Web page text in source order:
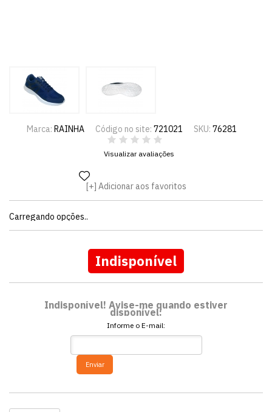
Marca: RAINHA Código no site: 721021 SKU: 76281
Visualizar avaliações
Adicionar aos favoritos
Carregando opções..
Indisponível
Indisponível! Avise-me quando estiver
disponível:
Informe o E-mail:
Enviar